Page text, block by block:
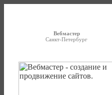
Вебмастер
Санкт-Петербург